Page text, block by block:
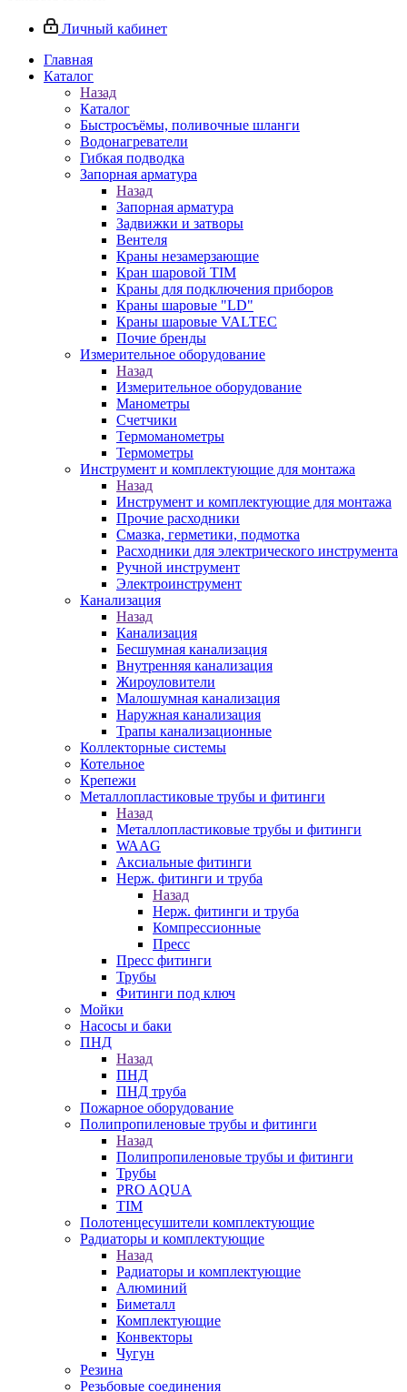
Личный кабинет
Главная
Каталог
Назад
Каталог
Быстросъёмы, поливочные шланги
Водонагреватели
Гибкая подводка
Запорная арматура
Назад
Запорная арматура
Задвижки и затворы
Вентеля
Краны незамерзающие
Кран шаровой TIM
Краны для подключения приборов
Краны шаровые "LD"
Краны шаровые VALTEC
Почие бренды
Измерительное оборудование
Назад
Измерительное оборудование
Манометры
Счетчики
Термоманометры
Термометры
Инструмент и комплектующие для монтажа
Назад
Инструмент и комплектующие для монтажа
Прочие расходники
Смазка, герметики, подмотка
Расходники для электрического инструмента
Ручной инструмент
Электроинструмент
Канализация
Назад
Канализация
Бесшумная канализация
Внутренняя канализация
Жироуловители
Малошумная канализация
Наружная канализация
Трапы канализационные
Коллекторные системы
Котельное
Крепежи
Металлопластиковые трубы и фитинги
Назад
Металлопластиковые трубы и фитинги
WAAG
Аксиальные фитинги
Нерж. фитинги и труба
Назад
Нерж. фитинги и труба
Компрессионные
Пресс
Пресс фитинги
Трубы
Фитинги под ключ
Мойки
Насосы и баки
ПНД
Назад
ПНД
ПНД труба
Пожарное оборудование
Полипропиленовые трубы и фитинги
Назад
Полипропиленовые трубы и фитинги
Трубы
PRO AQUA
TIM
Полотенцесушители комплектующие
Радиаторы и комплектующие
Назад
Радиаторы и комплектующие
Алюминий
Биметалл
Комплектующие
Конвекторы
Чугун
Резина
Резьбовые соединения